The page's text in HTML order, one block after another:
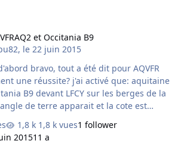
et Occitania B9
, le 22 juin 2015
j'ai activé que: aquitaine
berges de la
b9 patché cela disparait.cela
faire un exclude
1,8 k vues1 follower
201511 a